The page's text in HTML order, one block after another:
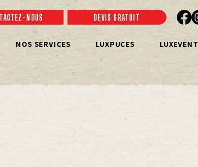
NOUS DEVIS GRATUIT
NOS SERVICES LUXPUCES LUXEVENT